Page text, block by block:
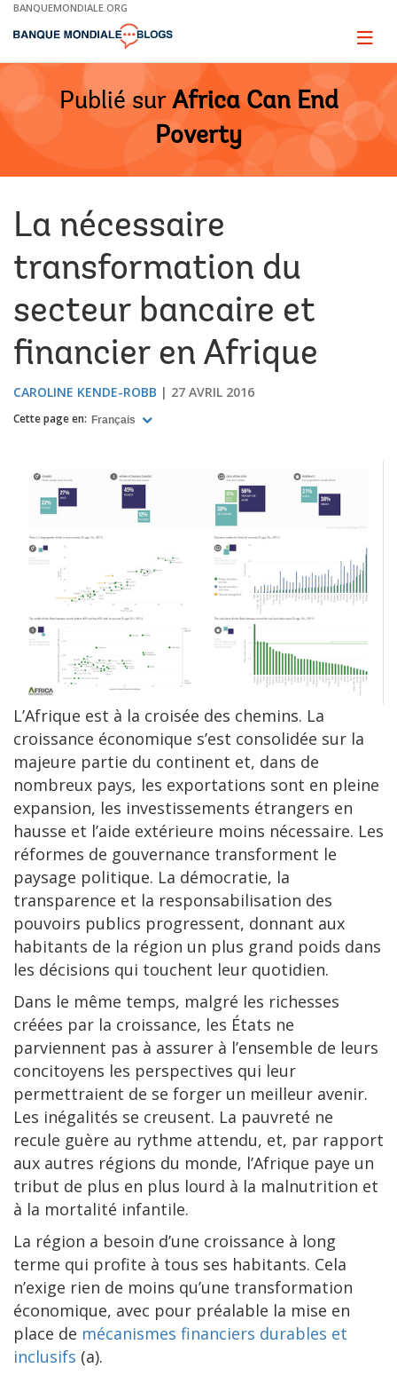
Skip
Main
BANQUEMONDIALE.ORG
Page
Publié sur Africa Can End
Poverty
La nécessaire
transformation du
secteur bancaire et
financier en Afrique
​CAROLINE KENDE-ROBB 27 AVRIL 2016
Cette page en: Français
L’Afrique est à la croisée des chemins. La
croissance économique s’est consolidée sur la
majeure partie du continent et, dans de
nombreux pays, les exportations sont en pleine
expansion, les investissements étrangers en
hausse et l’aide extérieure moins nécessaire. Les
réformes de gouvernance transforment le
paysage politique. La démocratie, la
transparence et la responsabilisation des
pouvoirs publics progressent, donnant aux
habitants de la région un plus grand poids dans
les décisions qui touchent leur quotidien.
Dans le même temps, malgré les richesses
créées par la croissance, les États ne
parviennent pas à assurer à l’ensemble de leurs
concitoyens les perspectives qui leur
permettraient de se forger un meilleur avenir.
Les inégalités se creusent. La pauvreté ne
recule guère au rythme attendu, et, par rapport
aux autres régions du monde, l’Afrique paye un
tribut de plus en plus lourd à la malnutrition et
à la mortalité infantile.
La région a besoin d’une croissance à long
terme qui profite à tous ses habitants. Cela
n’exige rien de moins qu’une transformation
économique, avec pour préalable la mise en
place de mécanismes financiers durables et
inclusifs (a).